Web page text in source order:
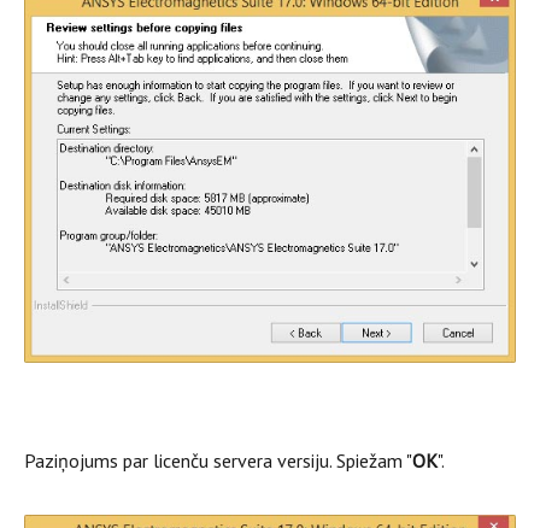
Paziņojums par licenču servera versiju. Spiežam "OK".